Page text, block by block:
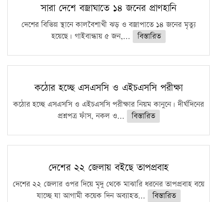
সারা দেশে বজ্রাঘাতে ১৪ জনের প্রাণহানি
দেশের বিভিন্ন স্থানে কালবৈশাখী ঝড় ও বজ্রাপাতে ১৪ জনের মৃত্যু
হয়েছে। গাইবান্ধায় ৫ জন,...
বিস্তারিত
কঠোর হচ্ছে এসএসসি ও এইচএসসি পরীক্ষা
কঠোর হচ্ছে এসএসসি ও এইচএসসি পরীক্ষার নিয়ম কানুনে। দীর্ঘদিনের
প্রশ্নপত্র ফাঁস, নকল ও...
বিস্তারিত
দেশের ২২ জেলায় বইছে তাপপ্রবাহ
দেশের ২২ জেলার ওপর দিয়ে মৃদু থেকে মাঝারি ধরনের তাপপ্রবাহ বয়ে
যাচ্ছে যা আগামী কয়েক দিন অব্যাহত...
বিস্তারিত